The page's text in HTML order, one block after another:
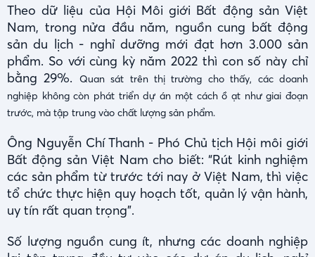
Theo dữ liệu của Hội Môi giới Bất động sản Việt
Nam, trong nửa đầu năm, nguồn cung bất động
sản du lịch - nghỉ dưỡng mới đạt hơn 3.000 sản
phẩm. So với cùng kỳ năm 2022 thì con số này chỉ
bằng 29%.
Quan sát trên thị trường cho thấy, các doanh
nghiệp không còn phát triển dự án một cách ồ ạt như giai đoạn
trước, mà tập trung vào chất lượng sản phẩm.
Ông Nguyễn Chí Thanh - Phó Chủ tịch Hội môi giới
Bất động sản Việt Nam cho biết: “Rút kinh nghiệm
các sản phẩm từ trước tới nay ở Việt Nam, thì việc
tổ chức thực hiện quy hoạch tốt, quản lý vận hành,
uy tín rất quan trọng”.
Số lượng nguồn cung ít, nhưng các doanh nghiệp